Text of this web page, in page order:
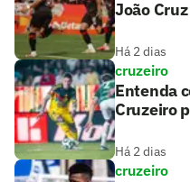
João
Há 2 dias
cruzeiro
Entenda
Cruzeiro
Há 2 dias
cruzeiro